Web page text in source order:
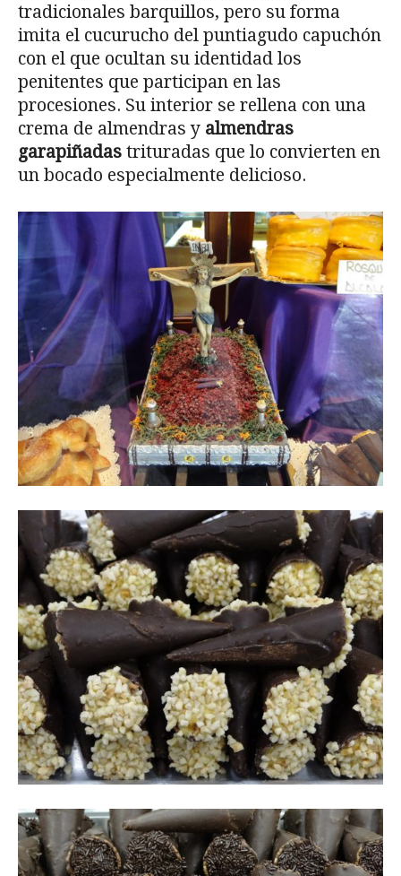
tradicionales barquillos, pero su forma
imita el cucurucho del puntiagudo capuchón
con el que ocultan su identidad los
penitentes que participan en las
procesiones. Su interior se rellena con una
crema de almendras y almendras
garapiñadas trituradas que lo convierten en
un bocado especialmente delicioso.